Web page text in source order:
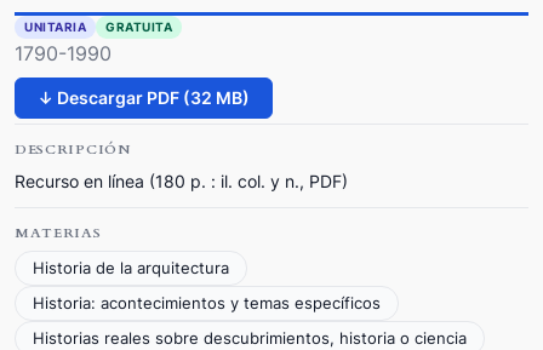
UNITARIA GRATUITA
1790-1990
↓ Descargar PDF (32 MB)
DESCRIPCIÓN
Recurso en línea (180 p. : il. col. y n., PDF)
MATERIAS
Historia de la arquitectura
Historia: acontecimientos y temas específicos
Historias reales sobre descubrimientos, historia o ciencia